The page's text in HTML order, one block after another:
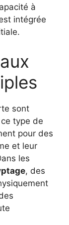
à
intégrée
sont
type de
pour des
et leur
les
, des